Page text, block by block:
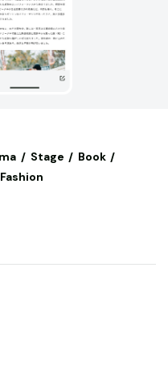
Stage
Book
Fashion